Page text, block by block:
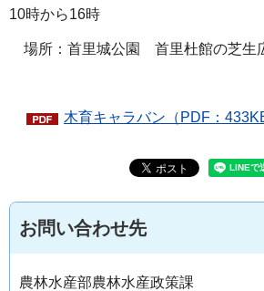
10時から16時
場所：首里城公園 首里杜館の芝生
木育キャラバン（PDF：
お問い合わせ先
農林水産部農林水産政策課